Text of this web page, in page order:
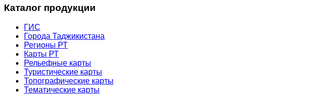
Каталог продукции
ГИС
Города Таджикистана
Регионы РТ
Карты РТ
Рельефные карты
Туристические карты
Топографические карты
Тематические карты